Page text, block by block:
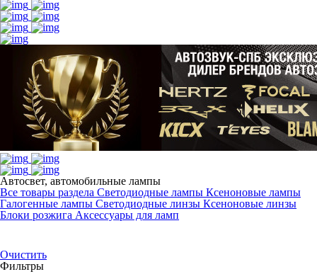
Автосвет, автомобильные лампы
Все товары раздела Светодиодные лампы Ксеноновые лампы
Галогенные лампы Светодиодные линзы Ксеноновые линзы
Блоки розжига Аксессуары для ламп
Очистить
Фильтры